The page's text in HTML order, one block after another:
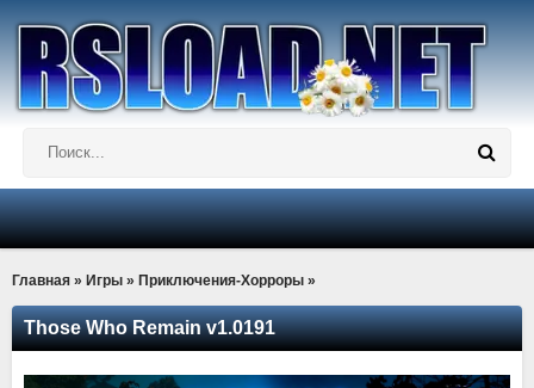
Главная » Игры » Приключения-Хорроры »
Those Who Remain v1.0191